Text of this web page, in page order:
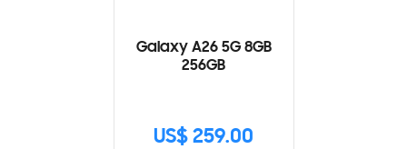
Galaxy A26 5G 8GB
256GB
US$ 259.00